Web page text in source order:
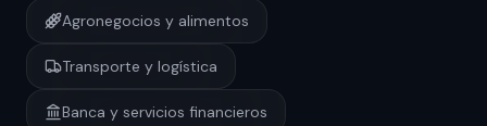
Agronegocios y alimentos
Transporte y logística
Banca y servicios financieros